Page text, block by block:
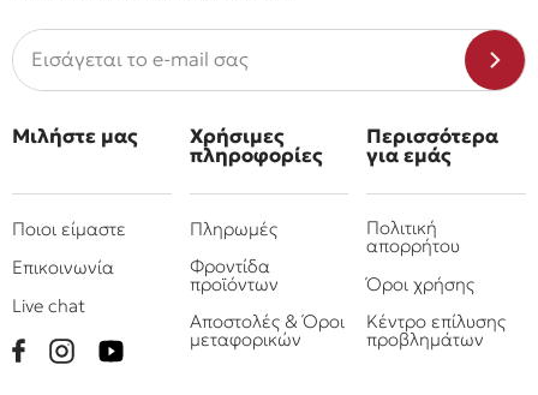
Μιλήστε μας
Ποιοι είμαστε
Επικοινωνία
Live chat
Χρήσιμες
πληροφορίες
Πληρωμές
Φροντίδα
προϊόντων
Αποστολές & Όροι
μεταφορικών
Περισσότερα
για εμάς
Πολιτική
απορρήτου
Όροι χρήσης
Κέντρο επίλυσης
προβλημάτων